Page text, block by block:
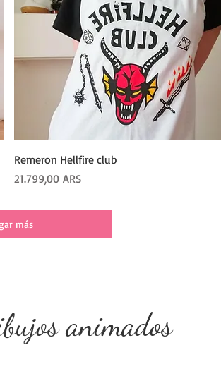
Vista rápida
Remeron Hellfire club
Precio
21.799,00 ARS
más
animados